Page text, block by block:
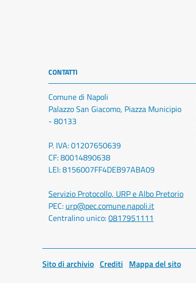
CONTATTI
Comune di Napoli
Palazzo San Giacomo, Piazza Municipio
- 80133
P. IVA: 01207650639
CF: 80014890638
LEI: 8156007FF4DEB97ABA09
Servizio Protocollo, URP e Albo Pretorio
PEC: urp@pec.comune.napoli.it
Centralino unico:0817951111
Sito di archivio Crediti Mappa del sito